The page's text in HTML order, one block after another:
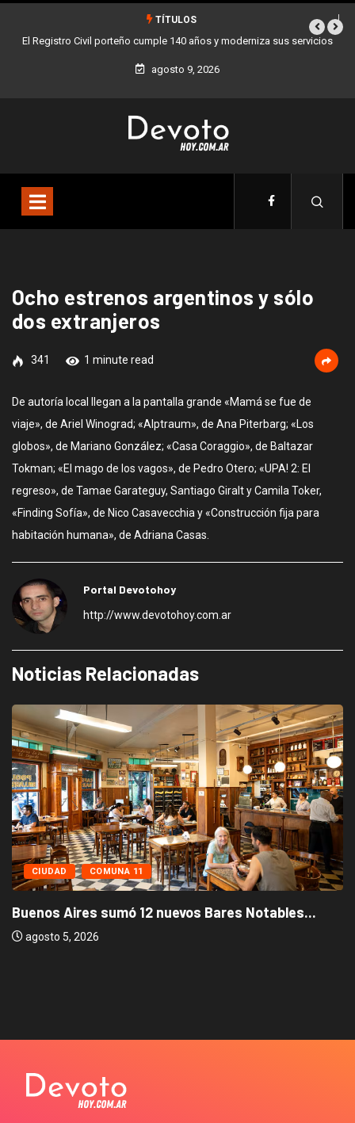
TÍTULOS
El Registro Civil porteño cumple 140 años y moderniza sus servicios
agosto 9, 2026
Ocho estrenos argentinos y sólo
dos extranjeros
341 1 minute read
De autoría local llegan a la pantalla grande «Mamá se fue de
viaje», de Ariel Winograd; «Alptraum», de Ana Piterbarg; «Los
globos», de Mariano González; «Casa Coraggio», de Baltazar
Tokman; «El mago de los vagos», de Pedro Otero; «UPA! 2: El
regreso», de Tamae Garateguy, Santiago Giralt y Camila Toker,
«Finding Sofía», de Nico Casavecchia y «Construcción fija para
habitación humana», de Adriana Casas.
Portal Devotohoy
http://www.devotohoy.com.ar
Noticias Relacionadas
CIUDAD COMUNA 11
Buenos Aires sumó 12 nuevos Bares Notables...
agosto 5, 2026